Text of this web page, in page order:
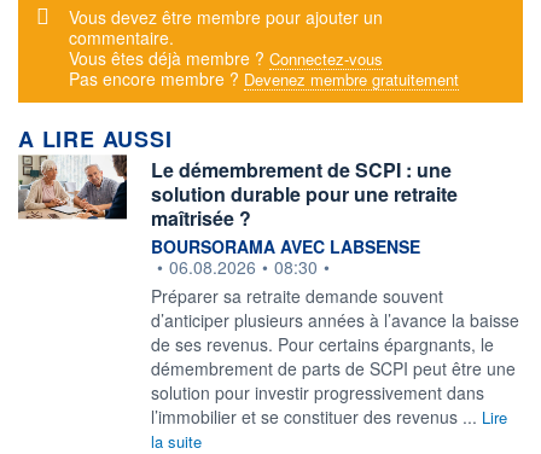
Message d'alerte
Vous devez être membre pour ajouter un
commentaire.
Vous êtes déjà membre ? Connectez-vous
Pas encore membre ? Devenez membre gratuitement
A LIRE AUSSI
Le démembrement de SCPI : une
solution durable pour une retraite
maîtrisée ?
information fournie par
BOURSORAMA AVEC LABSENSE
• 06.08.2026 • 08:30 •
Préparer sa retraite demande souvent
d’anticiper plusieurs années à l’avance la baisse
de ses revenus. Pour certains épargnants, le
démembrement de parts de SCPI peut être une
solution pour investir progressivement dans
l’immobilier et se constituer des revenus ... Lire
la suite